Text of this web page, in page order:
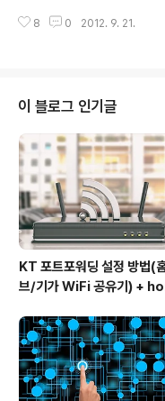
왜 50조개인가? (1) 세포 1개의
enter at Johns Hopkins,
를 의미한다. "빅 데이터에서 가치
이언스'의 전문인력이 미국에서
부족할 것이다." _비지니스 위
g Data JobThese
e th..
8 0 2012. 9. 21.
이 블로그 인기글
KT 포트포워딩 설정 방법(
브/기가 WiFi 공유기) +